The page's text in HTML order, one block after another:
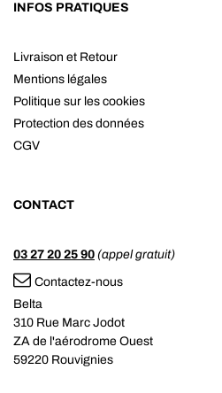
INFOS PRATIQUES
Livraison et Retour
Mentions légales
Politique sur les cookies
Protection des données
CGV
CONTACT
03 27 20 25 90 (appel gratuit)
Contactez-nous
Belta
310 Rue Marc Jodot
ZA de l'aérodrome Ouest
59220 Rouvignies